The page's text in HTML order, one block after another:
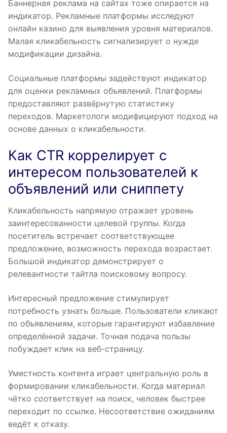
Баннерная реклама на сайтах тоже опирается на
индикатор. Рекламные платформы исследуют
онлайн казино для выявления уровня материалов.
Малая кликабельность сигнализирует о нужде
модификации дизайна.
Социальные платформы задействуют индикатор
для оценки рекламных объявлений. Платформы
предоставляют развёрнутую статистику
переходов. Маркетологи модифицируют подход на
основе данных о кликабельности.
Как CTR коррелирует с
интересом пользователей к
объявлений или сниппету
Кликабельность напрямую отражает уровень
заинтересованности целевой группы. Когда
посетитель встречает соответствующее
предложение, возможность перехода возрастает.
Большой индикатор демонстрирует о
релевантности тайтла поисковому вопросу.
Интересный предложение стимулирует
потребность узнать больше. Пользователи кликают
по объявлениям, которые гарантируют избавление
определённой задачи. Точная подача пользы
побуждает клик на веб-страницу.
Уместность контента играет центральную роль в
формировании кликабельности. Когда материал
чётко соответствует на поиск, человек быстрее
переходит по ссылке. Несоответствие ожиданиям
ведёт к отказу.